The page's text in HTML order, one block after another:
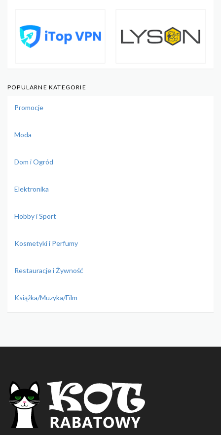
POPULARNE KATEGORIE
Promocje
Moda
Dom i Ogród
Elektronika
Hobby i Sport
Kosmetyki i Perfumy
Restauracje i Żywność
Książka/Muzyka/Film